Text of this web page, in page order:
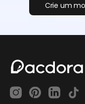
Crie um